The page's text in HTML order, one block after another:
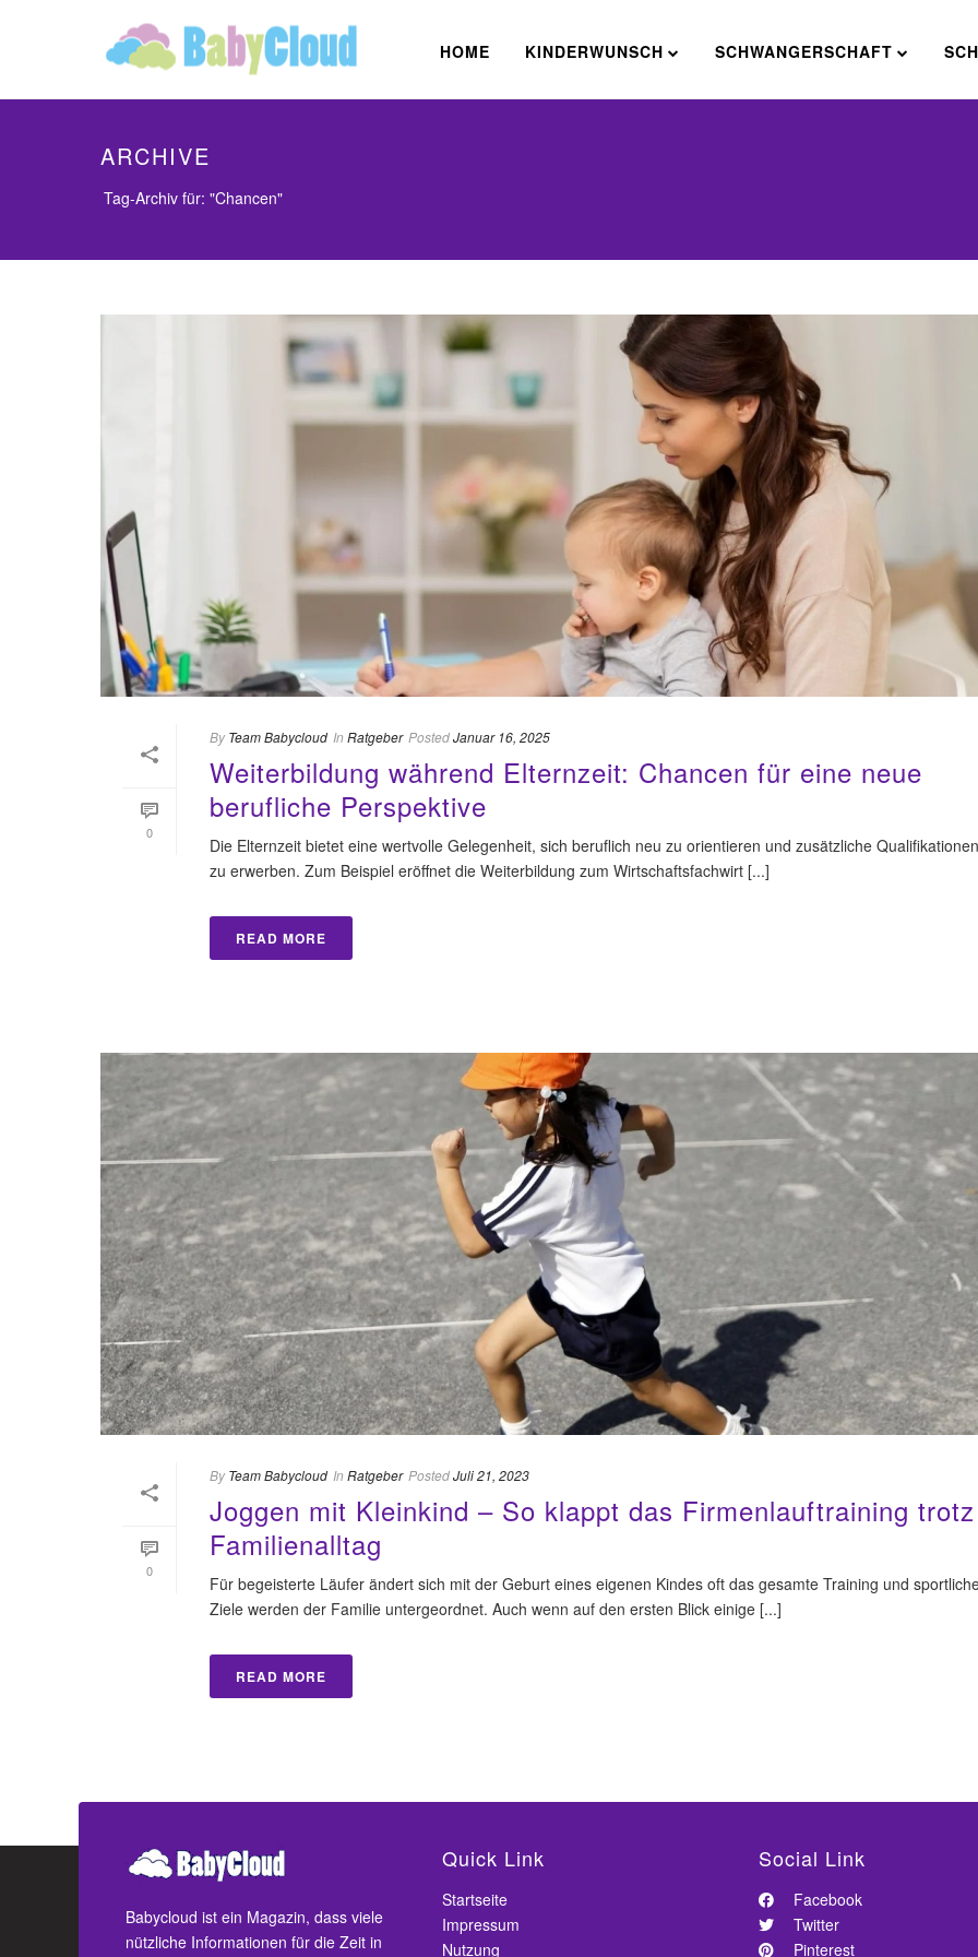
HOME KINDERWUNSCH SCHWANGERSCHAFT
ARCHIVE
Tag-Archiv für: "Chancen"
0
By Team Babycloud In Ratgeber PostedJanuar 16, 2025
Weiterbildung während Elternzeit: Chancen für eine neue
berufliche Perspektive
Die Elternzeit bietet eine wertvolle Gelegenheit, sich beruflich neu zu orientieren und zusätzliche Qualifikationen
zu erwerben. Zum Beispiel eröffnet die Weiterbildung zum Wirtschaftsfachwirt [...]
READ MORE
0
By Team Babycloud In Ratgeber PostedJuli 21, 2023
Joggen mit Kleinkind – So klappt das Firmenlauftraining trotz
Familienalltag
Für begeisterte Läufer ändert sich mit der Geburt eines eigenen Kindes oft das gesamte Training und
Ziele werden der Familie untergeordnet. Auch wenn auf den ersten Blick einige [...]
READ MORE
Babycloud ist ein Magazin, dass viele
nützliche Informationen für die Zeit in
Quick Link
Startseite
Impressum
Nutzung
Social Link
Facebook
Twitter
Pinterest